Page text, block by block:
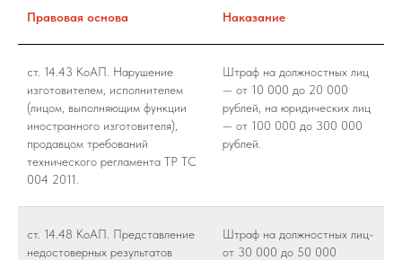
Правовая основа Наказание
ст. 14.43 КоАП. Нарушение
изготовителем, исполнителем
(лицом, выполняющим функции
иностранного изготовителя),
продавцом требований
технического регламента ТР ТС
004 2011.
Штраф на должностных лиц
— от 10 000 до 20 000
рублей, на юридических лиц
— от 100 000 до 300 000
рублей.
ст. 14.48 КоАП. Представление
недостоверных результатов
Штраф на должностных лиц-
от 30 000 до 50 000